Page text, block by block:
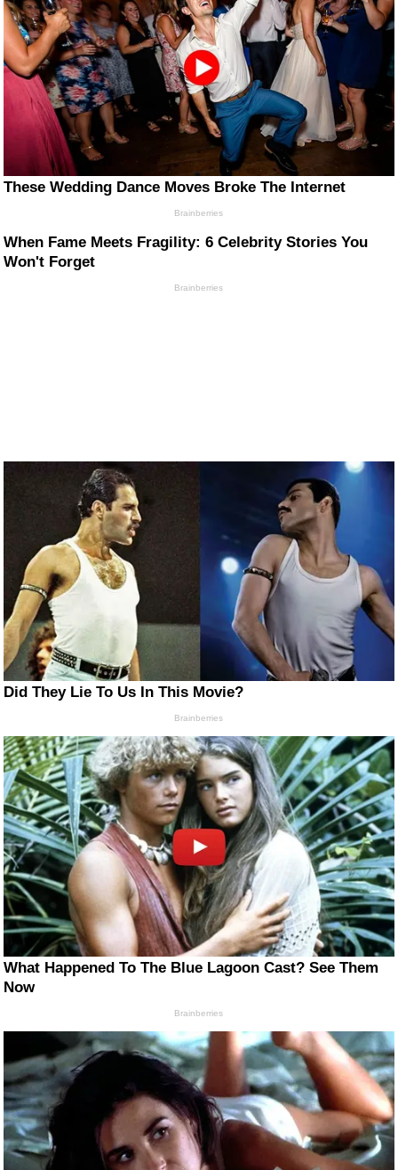
These Wedding Dance Moves Broke The Internet
Brainberries
When Fame Meets Fragility: 6 Celebrity Stories You
Won't Forget
Brainberries
Did They Lie To Us In This Movie?
Brainberries
What Happened To The Blue Lagoon Cast? See Them
Now
Brainberries